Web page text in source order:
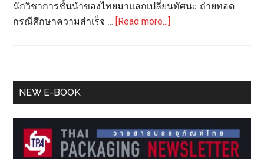
นักวิชาการชั้นนำของไทยมาแลกเปลี่ยนทัศนะ ถ่ายทอด
กรณีศึกษาความสำเร็จ …
[Read more...]
เปิด
Bangkok
2026”
Primary
NEW E-BOOK